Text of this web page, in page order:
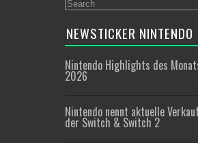
NEWSTICKER NINTENDO
Nintendo Highlights des
2026
Nintendo nennt aktuelle
der Switch & Switch 2